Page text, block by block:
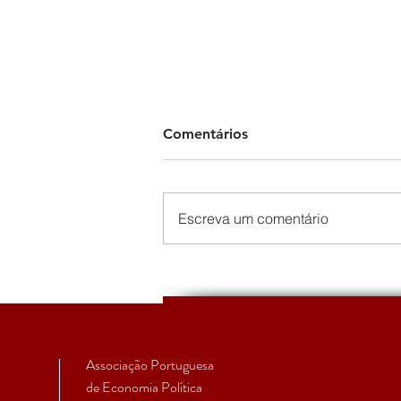
European Peripheries
Comentários
Escreva um comentário
Associação Portuguesa
de Economia Política